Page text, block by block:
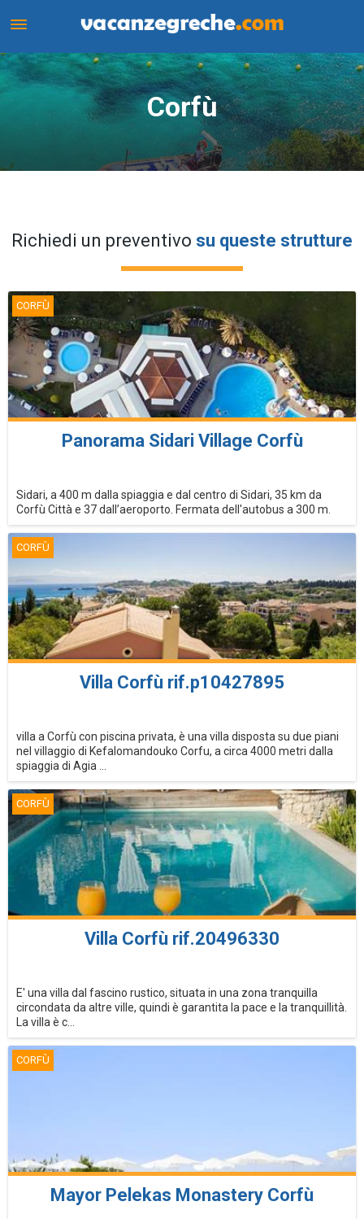
Corfù
Richiedi un preventivo su queste strutture
CORFÙ
Panorama Sidari Village Corfù
Sidari, a 400 m dalla spiaggia e dal centro di Sidari, 35 km da
Corfù Città e 37 dall’aeroporto. Fermata dell'autobus a 300 m.
CORFÙ
Villa Corfù rif.p10427895
villa a Corfù con piscina privata, è una villa disposta su due piani
nel villaggio di Kefalomandouko Corfu, a circa 4000 metri dalla
spiaggia di Agia ...
CORFÙ
Villa Corfù rif.20496330
E' una villa dal fascino rustico, situata in una zona tranquilla
circondata da altre ville, quindi è garantita la pace e la tranquillità.
La villa è c...
CORFÙ
Mayor Pelekas Monastery Corfù